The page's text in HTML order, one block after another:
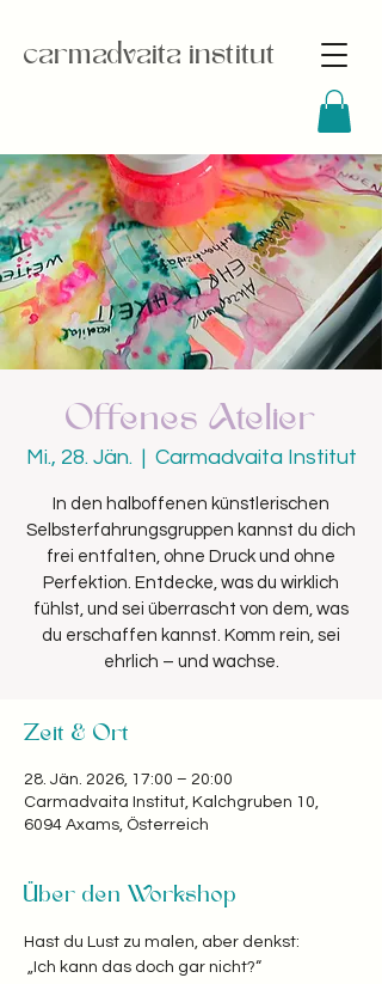
carmadvaita institut
Offenes Atelier
Mi., 28. Jän.
  |
Carmadvaita Institut
In den halboffenen künstlerischen
Selbsterfahrungsgruppen kannst du dich
frei entfalten, ohne Druck und ohne
Perfektion. Entdecke, was du wirklich
fühlst, und sei überrascht von dem, was
du erschaffen kannst. Komm rein, sei
Zeit & Ort
28. Jän. 2026, 17:00 – 20:00
Carmadvaita Institut, Kalchgruben 10,
6094 Axams, Österreich
Über den Workshop
Hast du Lust zu malen, aber denkst:
„Ich kann das doch gar nicht?“